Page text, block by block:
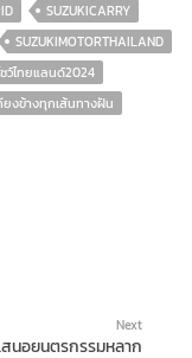
SUZUKICARRY
SUZUKIMOTORTHAILAND
ว์ไทยแลนด์2024
ยงข้างทุกเส้นทางฝัน
Next
สนอยนตรกรรมหลาก